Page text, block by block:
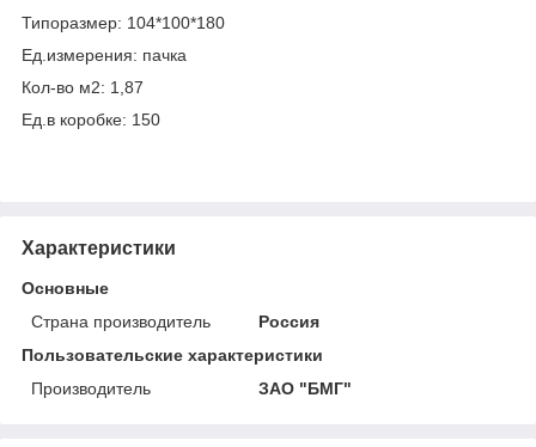
Типоразмер: 104*100*180
Ед.измерения: пачка
Кол-во м2: 1,87
Ед.в коробке: 150
Характеристики
Основные
Страна производитель
Россия
Пользовательские характеристики
Производитель
ЗАО "БМГ"